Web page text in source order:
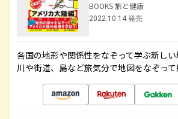
BOOKS 旅と健康
2022.10.14 発売
各国の地形や関係性をなぞって学ぶ新しい
川や街道、島など旅気分で地図をなぞって